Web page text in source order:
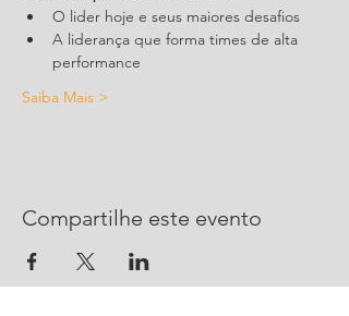
O lider hoje e seus maiores desafios
A liderança que forma times de alta
performance
Saiba Mais >
Compartilhe este evento